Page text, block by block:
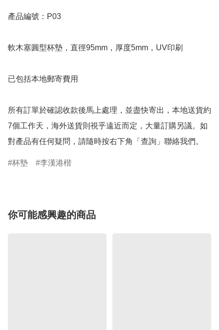
產品編號：P03
軟木塞圓型杯墊，直徑95mm，厚度5mm，UV印刷
已包括本地郵寄費用
所有訂單於確認收款後馬上處理，並盡快寄出，本地送貨約
7個工作天，海外送貨則視乎遠近而定，大量訂購另議。如
對產品有任何疑問，請隨時按右下角「查詢」聯絡我們。
杯墊 李漢港楷
你可能感興趣的商品